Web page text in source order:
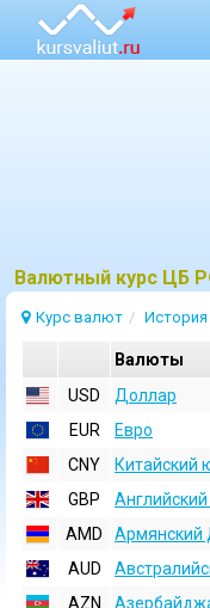
Bалютный курс ЦБ
Курс валют
Валюты
USD
Доллар
EUR
Евро
CNY
Китайский
GBP
AMD
Армянский
AUD
AZN